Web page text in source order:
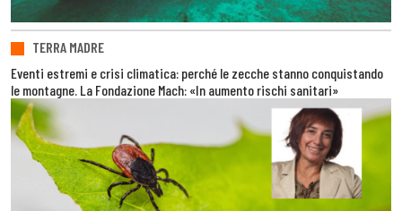
TERRA MADRE
Eventi estremi e crisi climatica: perché le zecche stanno conquistando
le montagne. La Fondazione Mach: «In aumento rischi sanitari»